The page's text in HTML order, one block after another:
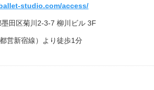
studio.com/access/
田区菊川2-3-7 柳川ビル 3F
営新宿線）より徒歩1分